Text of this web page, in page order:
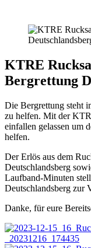
KTRE
Bergrettung
Die Bergrettung steht
zu helfen. Mit der
einfallen gelassen um
helfen.
Der Erlös aus dem
Deutschlandsberg
Laufband-Minuten
Deutschlandsberg zur
Danke, für eure